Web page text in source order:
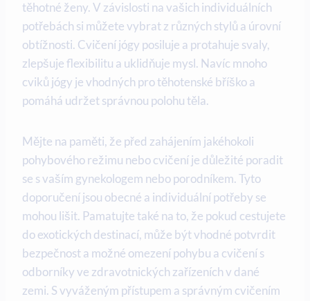
⁣těhotné ženy. V závislosti na vašich individuálních
potřebách si můžete ⁢vybrat z různých stylů a ‌úrovní
obtížnosti. Cvičení jógy posiluje a protahuje svaly,
zlepšuje flexibilitu a uklidňuje mysl. Navíc ​mnoho
cviků jógy je vhodných pro těhotenské bříško ‌a
pomáhá udržet správnou ‌polohu těla.
Mějte na paměti, že před zahájením jakéhokoli
pohybového režimu nebo cvičení je důležité poradit
se ‍s vaším gynekologem nebo porodníkem.⁢ Tyto
doporučení jsou obecné a ⁣individuální ⁢potřeby se
mohou ⁤lišit.⁣ Pamatujte také na to, že pokud cestujete
do exotických destinací, může být vhodné potvrdit ​
bezpečnost a možné omezení pohybu a cvičení s
odborníky ve zdravotnických zařízeních v‍ dané
zemi. S vyváženým přístupem a správným cvičením